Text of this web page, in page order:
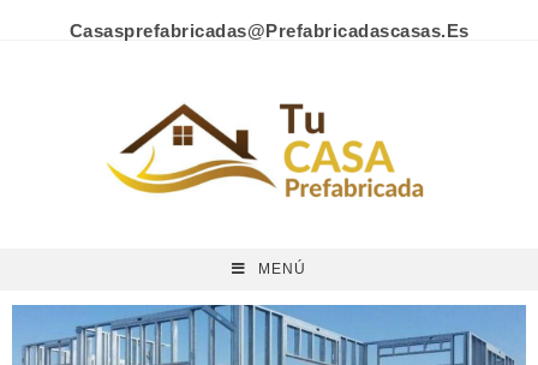
Casasprefabricadas@prefabricadascasas.es
MENÚ